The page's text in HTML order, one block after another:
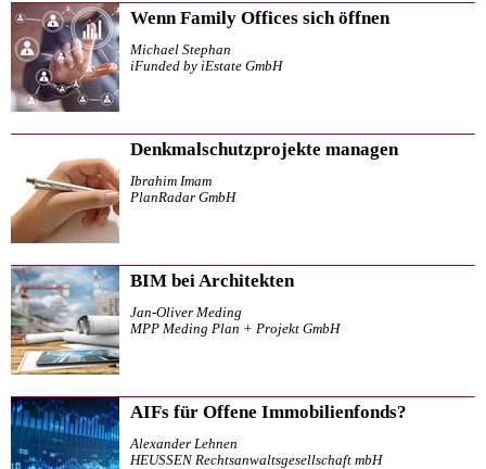
Wenn Family Offices sich öffnen
Michael Stephan
iFunded by iEstate GmbH
Denkmalschutzprojekte managen
Ibrahim Imam
PlanRadar GmbH
BIM bei Architekten
Jan-Oliver Meding
MPP Meding Plan + Projekt GmbH
AIFs für Offene Immobilienfonds?
Alexander Lehnen
HEUSSEN Rechtsanwaltsgesellschaft mbH